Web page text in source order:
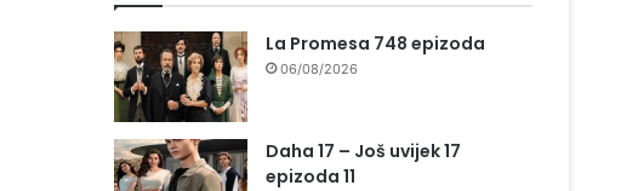
La Promesa 748 epizoda
06/08/2026
Daha 17 – Još uvijek 17
epizoda 11